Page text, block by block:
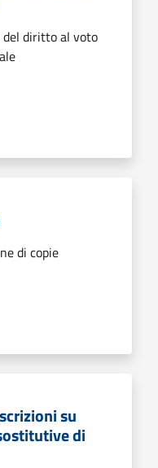
del diritto al voto
di copie
su
di